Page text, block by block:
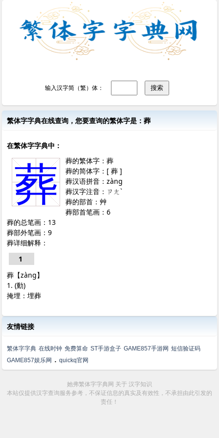
输入汉字简（繁）体：
繁体字字典在线查询，您要查询的繁体字是：葬
在繁体字字典中：
葬
葬的繁体字：葬
葬的简体字：[ 葬 ]
葬汉语拼音：zàng
葬汉字注音：ㄗㄤˋ
葬的部首：艸
葬部首笔画：6
葬的总笔画：13
葬部外笔画：9
葬详细解释：
1
葬【zàng】
1. (動)
掩埋：埋葬
友情链接
繁体字字典 在线时钟 免费算命 ST手游盒子 GAME857手游网 短信验证码
GAME857娱乐网 .quickq官网
她弗繁体字字典网 关于 汉字知识
本站仅提供汉字查询服务参考，不保证信息的真实及有效性，不承担由此引发的
责任！